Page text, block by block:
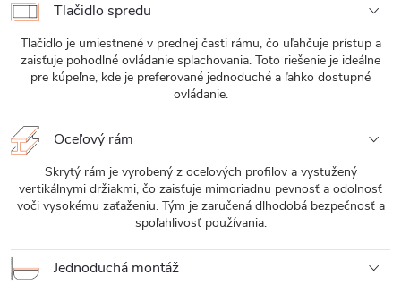
Tlačidlo spredu
Tlačidlo je umiestnené v prednej časti rámu, čo uľahčuje prístup a
zaisťuje pohodlné ovládanie splachovania. Toto riešenie je ideálne
pre kúpeľne, kde je preferované jednoduché a ľahko dostupné
ovládanie.
Oceľový rám
Skrytý rám je vyrobený z oceľových profilov a vystužený
vertikálnymi držiakmi, čo zaisťuje mimoriadnu pevnosť a odolnosť
voči vysokému zaťaženiu. Tým je zaručená dlhodobá bezpečnosť a
spoľahlivosť používania.
Jednoduchá montáž